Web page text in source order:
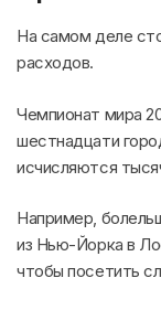
На самом деле
расходов.
Чемпионат мира
шестнадцати
исчисляются
Например,
из Нью-Йорка в
чтобы посетить